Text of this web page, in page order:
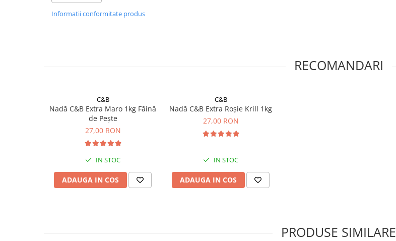
Specificații Tehnice
Culoare: Vișinie
Ambalaj: Pungă cu fermoar zip
Tehnică: Method feeder, coșuleț, momitor
foarte mare.
Informatii conformitate produs
RECOMANDARI
C&B
Nadă C&B Extra Maro 1kg Făină
de Pește
27,00 RON
IN STOC
ADAUGA IN COS
C&B
Nadă C&B Extra Roșie Krill 1kg
27,00 RON
IN STOC
ADAUGA IN COS
PRODUSE SIMILARE